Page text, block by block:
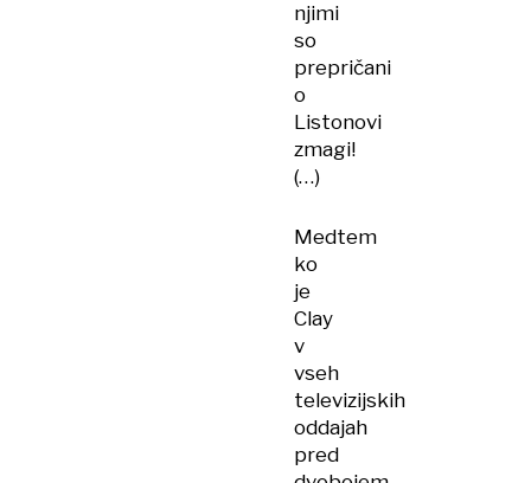
njimi
so
prepričani
o
Listonovi
zmagi!
(…)
Medtem
ko
je
Clay
v
vseh
televizijskih
oddajah
pred